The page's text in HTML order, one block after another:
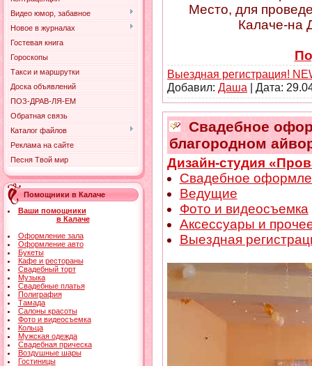
Видео юмор, забавное
Новое в журналах
Гостевая книга
Гороскопы
Такси и маршрутки
Доска объявлений
ПОЗ-ДРАВ-ЛЯ-ЕМ
Обратная связь
Каталог файлов
Реклама на сайте
Песня Твой мир
Помощники в Калаче
Ваши помощники
в Калаче
Оформление зала
Оформление авто
Букеты
Кафе и рестораны
Свадебный торт
Музыка
Свадебные платья
Полиграфия
Тамада
Салоны красоты
Фото и видеосъемка
Кольца
Мужская одежда
Свадебная прическа
Воздушные шары
Гостиницы
Место, для
Калаче-на
Выездная регистрация!
Добавил: Даша | Дата:
Свадебное
благородном
Дизайн-студия
Свадебное
Ведущие
Фото и видеосъемка
Аксессуары и
Выездная